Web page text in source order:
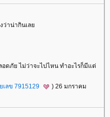
ว่าน่ากินเล
ดภัย ไม่ว่าจะไปไหน ทำอะไรก็มีแต่
ลข 7915129
) 26 มกราคม